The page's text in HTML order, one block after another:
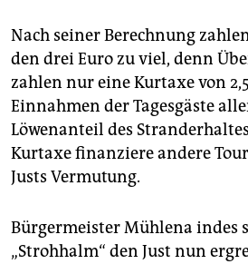
Nach seiner Berechnung
den drei Euro zu viel, denn
zahlen nur eine Kurtaxe von
Einnahmen der Tagesgäste
Löwenanteil des
Kurtaxe finanziere andere
Justs Vermutung.
Bürgermeister Mühlena indes
„Strohhalm“ den Just nun